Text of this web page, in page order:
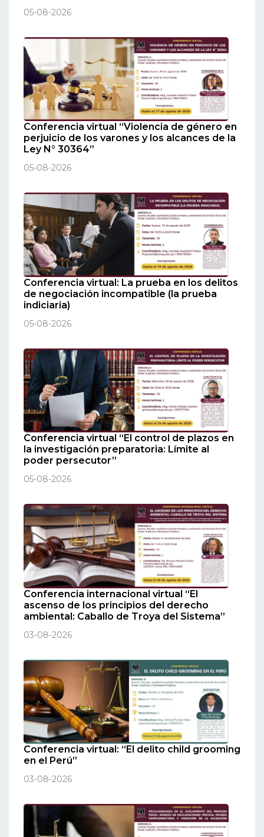
05-08-2026
Conferencia virtual “Violencia de género en
perjuicio de los varones y los alcances de la
Ley N° 30364”
05-08-2026
Conferencia virtual: La prueba en los delitos
de negociación incompatible (la prueba
indiciaria)
05-08-2026
Conferencia virtual “El control de plazos en
la investigación preparatoria: Límite al
poder persecutor”
05-08-2026
Conferencia internacional virtual “El
ascenso de los principios del derecho
ambiental: Caballo de Troya del Sistema”
03-08-2026
Conferencia virtual: “El delito child grooming
en el Perú”
03-08-2026